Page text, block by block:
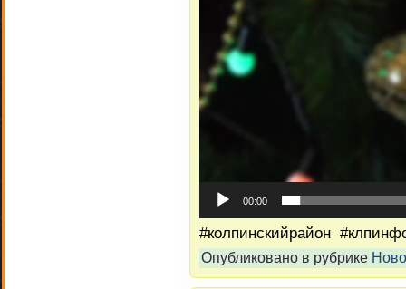
00:00
#колпинскийрайон
Опубликовано в рубрике